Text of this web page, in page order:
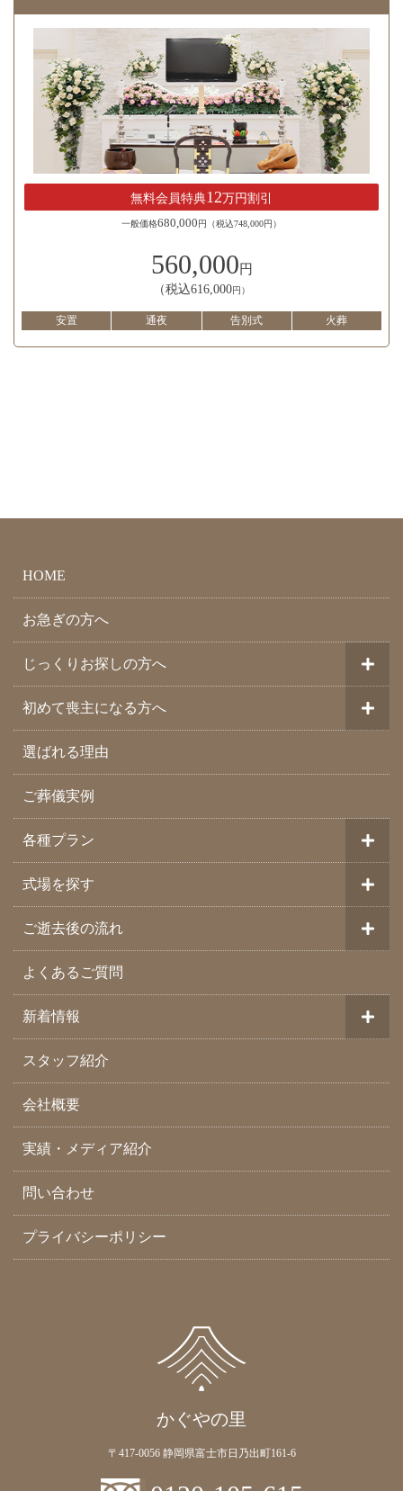
無料会員特典12万円割引
一般価格680,000円（税込748,000円）
560,000円
（税込616,000円）
安置 通夜 告別式 火葬
HOME
お急ぎの方へ
じっくりお探しの方へ
初めて喪主になる方へ
選ばれる理由
ご葬儀実例
各種プラン
式場を探す
ご逝去後の流れ
よくあるご質問
新着情報
スタッフ紹介
会社概要
実績・メディア紹介
問い合わせ
プライバシーポリシー
かぐやの里
〒417-0056 静岡県富士市日乃出町161-6